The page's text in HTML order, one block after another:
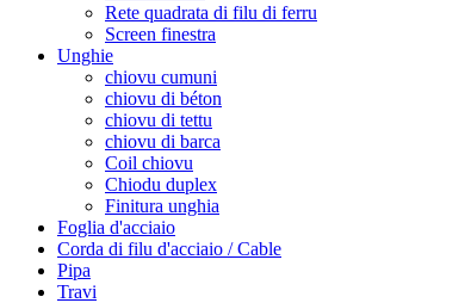
Rete quadrata di filu di ferru
Screen finestra
Unghie
chiovu cumuni
chiovu di béton
chiovu di tettu
chiovu di barca
Coil chiovu
Chiodu duplex
Finitura unghia
Foglia d'acciaio
Corda di filu d'acciaio / Cable
Pipa
Travi